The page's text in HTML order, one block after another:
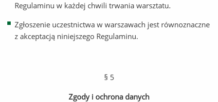
Regulaminu w każdej chwili trwania warsztatu.
Zgłoszenie uczestnictwa w warszawach jest równoznaczne
z akceptacją niniejszego Regulaminu.
§ 5
Zgody i ochrona danych